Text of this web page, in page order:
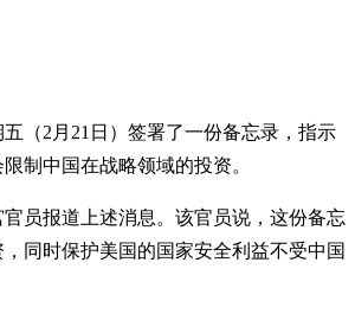
（2月21日）签署了一份备忘录，指示
制中国在战略领域的投资。
员报道上述消息。该官员说，这份备忘
同时保护美国的国家安全利益不受中国